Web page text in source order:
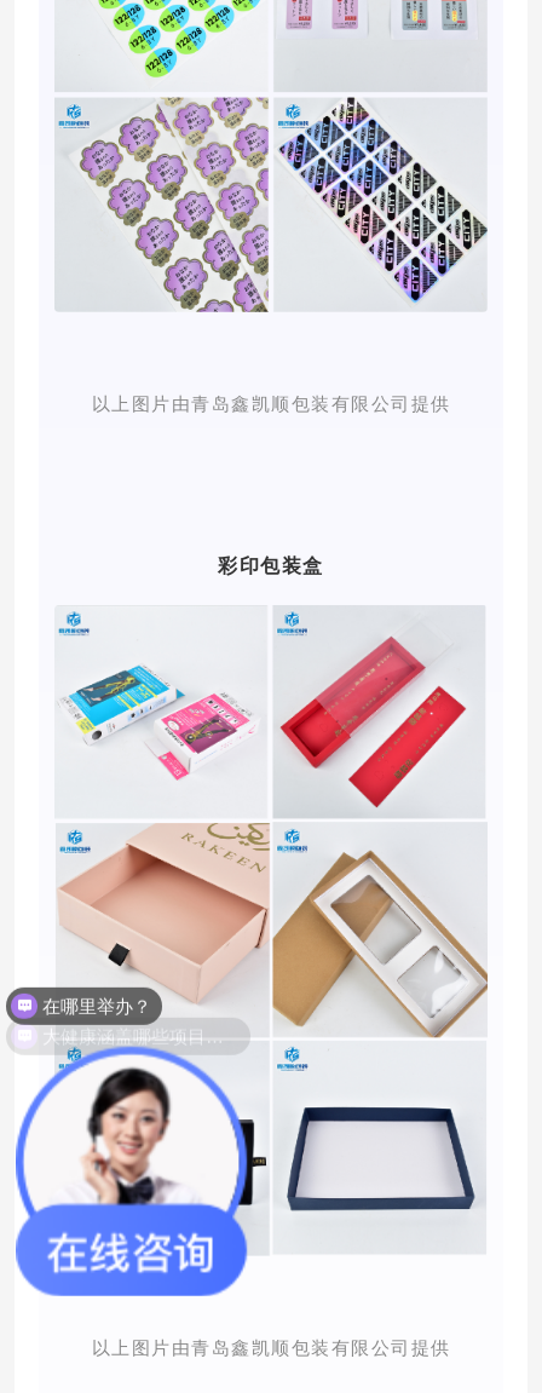
以上图片由青岛鑫凯顺包装有限公司提供
彩印包装盒
以上图片由青岛鑫凯顺包装有限公司提供
大健康涵盖哪些项目呢？